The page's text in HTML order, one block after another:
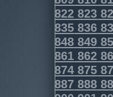
822 823
835 836
848 849
861 862
874 875
887 888